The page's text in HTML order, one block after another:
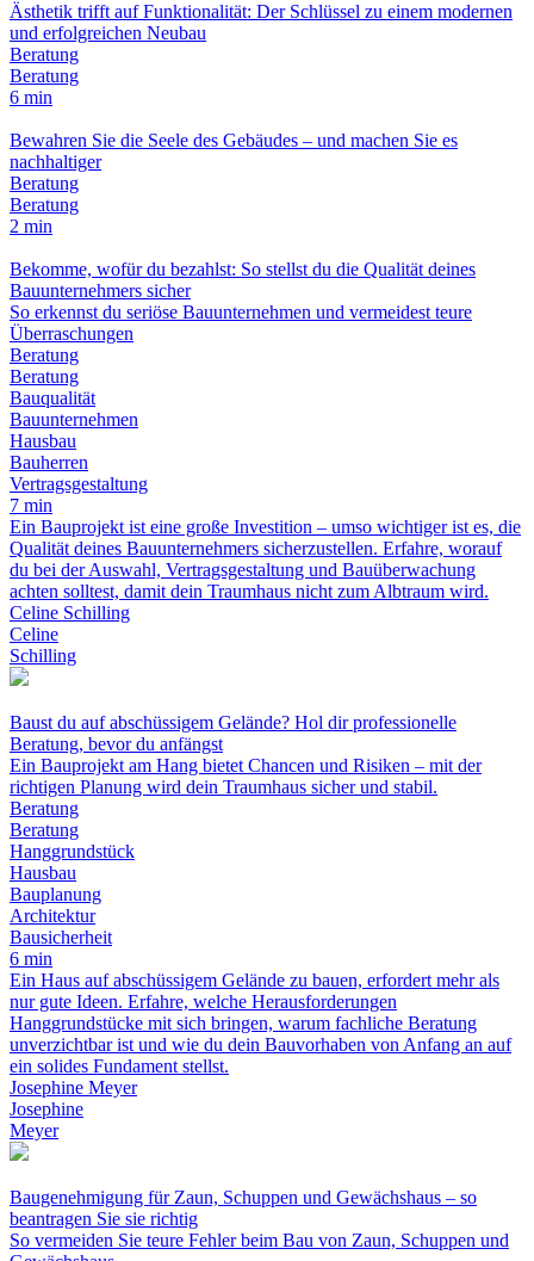
Ästhetik trifft auf Funktionalität: Der Schlüssel zu einem modernen
und erfolgreichen Neubau
Beratung
Beratung
6 min
Bewahren Sie die Seele des Gebäudes – und machen Sie es
nachhaltiger
Beratung
Beratung
2 min
Bekomme, wofür du bezahlst: So stellst du die Qualität deines
Bauunternehmers sicher
So erkennst du seriöse Bauunternehmen und vermeidest teure
Überraschungen
Beratung
Beratung
Bauqualität
Bauunternehmen
Hausbau
Bauherren
Vertragsgestaltung
7 min
Ein Bauprojekt ist eine große Investition – umso wichtiger ist es, die
Qualität deines Bauunternehmers sicherzustellen. Erfahre, worauf
du bei der Auswahl, Vertragsgestaltung und Bauüberwachung
achten solltest, damit dein Traumhaus nicht zum Albtraum wird.
Celine Schilling
Celine
Schilling
Baust du auf abschüssigem Gelände? Hol dir professionelle
Beratung, bevor du anfängst
Ein Bauprojekt am Hang bietet Chancen und Risiken – mit der
richtigen Planung wird dein Traumhaus sicher und stabil.
Beratung
Beratung
Hanggrundstück
Hausbau
Bauplanung
Architektur
Bausicherheit
6 min
Ein Haus auf abschüssigem Gelände zu bauen, erfordert mehr als
nur gute Ideen. Erfahre, welche Herausforderungen
Hanggrundstücke mit sich bringen, warum fachliche Beratung
unverzichtbar ist und wie du dein Bauvorhaben von Anfang an auf
ein solides Fundament stellst.
Josephine Meyer
Josephine
Meyer
Baugenehmigung für Zaun, Schuppen und Gewächshaus – so
beantragen Sie sie richtig
So vermeiden Sie teure Fehler beim Bau von Zaun, Schuppen und